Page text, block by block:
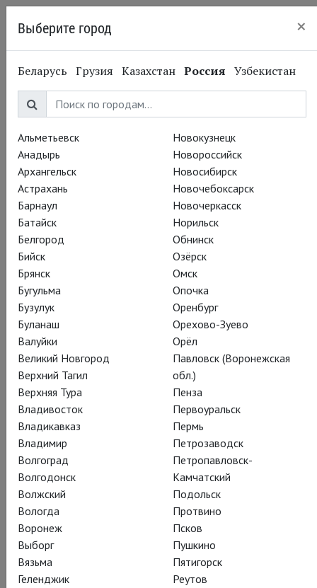
Выберите город ×
Беларусь Грузия Казахстан Россия Узбекистан
Альметьевск
Анадырь
Архангельск
Астрахань
Барнаул
Батайск
Белгород
Бийск
Брянск
Бугульма
Бузулук
Буланаш
Валуйки
Великий Новгород
Верхний Тагил
Верхняя Тура
Владивосток
Владикавказ
Владимир
Волгоград
Волгодонск
Волжский
Вологда
Воронеж
Выборг
Вязьма
Геленджик
Новокузнецк
Новороссийск
Новосибирск
Новочебоксарск
Новочеркасск
Норильск
Обнинск
Озёрск
Омск
Опочка
Оренбург
Орехово-Зуево
Орёл
Павловск (Воронежская
обл.)
Пенза
Первоуральск
Пермь
Петрозаводск
Петропавловск-
Камчатский
Подольск
Протвино
Псков
Пушкино
Пятигорск
Реутов